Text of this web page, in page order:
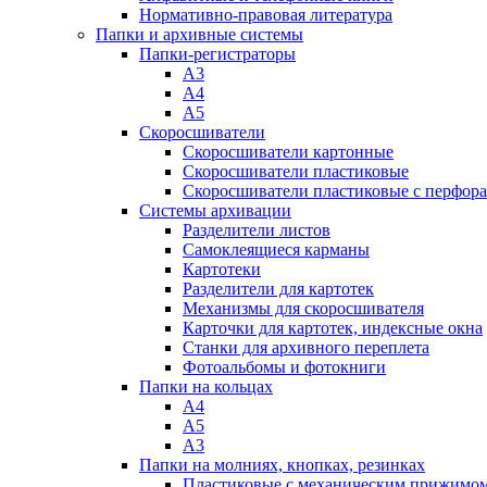
Нормативно-правовая литература
Папки и архивные системы
Папки-регистраторы
А3
А4
А5
Скоросшиватели
Скоросшиватели картонные
Скоросшиватели пластиковые
Скоросшиватели пластиковые с
Системы архивации
Разделители листов
Самоклеящиеся карманы
Картотеки
Разделители для картотек
Механизмы для скоросшивателя
Карточки для картотек, индексные окна
Станки для архивного переплета
Фотоальбомы и фотокниги
Папки на кольцах
А4
А5
А3
Папки на молниях, кнопках, резинках